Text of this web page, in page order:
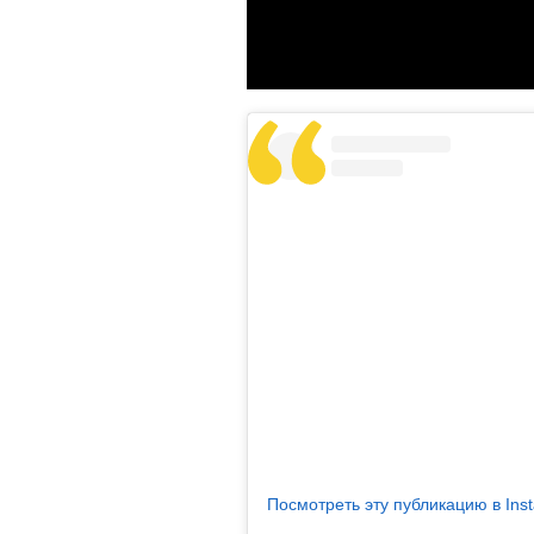
Посмотреть эту публикацию в